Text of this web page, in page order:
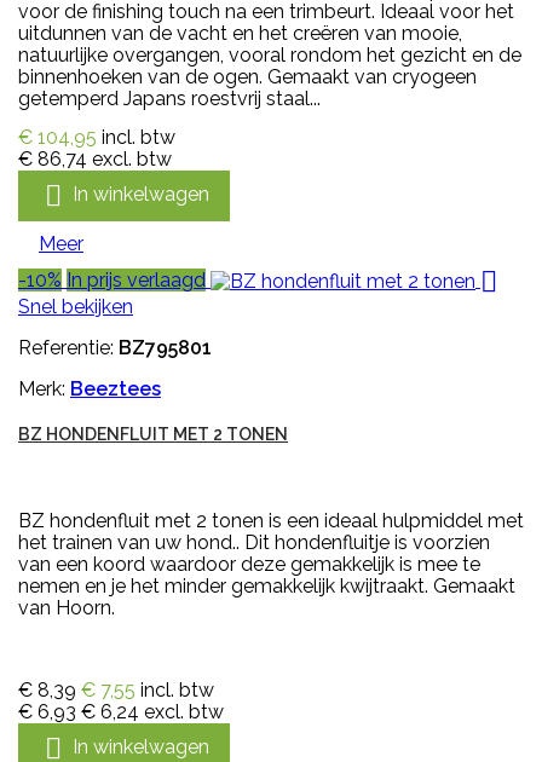
voor de finishing touch na een trimbeurt. Ideaal voor het
uitdunnen van de vacht en het creëren van mooie,
natuurlijke overgangen, vooral rondom het gezicht en de
binnenhoeken van de ogen. Gemaakt van cryogeen
getemperd Japans roestvrij staal...
€ 104,95 incl. btw
€ 86,74 excl. btw
 In winkelwagen
Meer
-10% In prijs verlaagd 
Snel bekijken
Referentie: BZ795801
Merk: Beeztees
BZ HONDENFLUIT MET 2 TONEN
BZ hondenfluit met 2 tonen is een ideaal hulpmiddel met
het trainen van uw hond.. Dit hondenfluitje is voorzien
van een koord waardoor deze gemakkelijk is mee te
nemen en je het minder gemakkelijk kwijtraakt. Gemaakt
van Hoorn.
€ 8,39 € 7,55 incl. btw
€ 6,93 € 6,24 excl. btw
 In winkelwagen